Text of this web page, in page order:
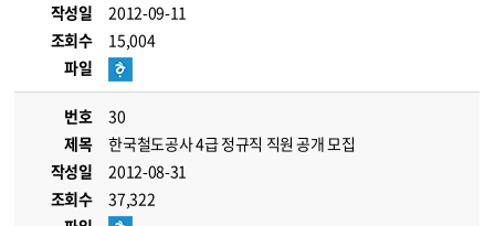
작성일
2012-09-11
조회수
15,004
파일
번호
30
제목
한국철도공사 4급 정규직 직원 공개 모집
작성일
2012-08-31
조회수
37,322